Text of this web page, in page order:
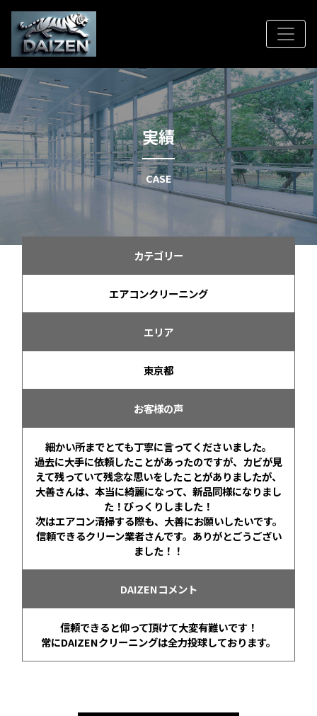
実績
CASE
カテゴリー
エアコンクリーニング
エリア
東京都
お客様の声
細かい所までとても丁寧に言ってくださいました。
過去に大手に依頼したことがあったのですが、カビが見
えて残っていて残念な思いをしたことがありましたが、
大善さんは、本当に綺麗になって、新品同様になりまし
た！びっくりしました！
次はエアコン清掃する際も、大善にお願いしたいです。
信頼できるクリーン業者さんです。ありがとごうござい
ました！！
DAIZENコメント
信頼できると仰って頂けて大変有難いです！
常にDAIZENクリーニングは全力投球しております。